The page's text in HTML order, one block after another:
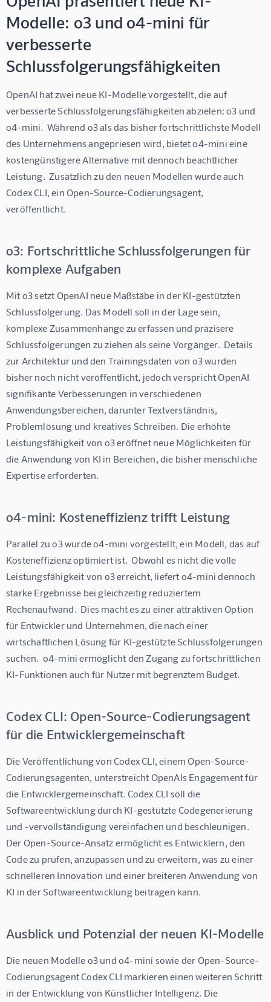
Modelle: o3 und o4-mini für
verbesserte
Schlussfolgerungsfähigkeiten
OpenAI hat zwei neue KI-Modelle vorgestellt, die auf
verbesserte Schlussfolgerungsfähigkeiten abzielen: o3 und
o4-mini.  Während o3 als das bisher fortschrittlichste Modell
des Unternehmens angepriesen wird, bietet o4-mini eine
kostengünstigere Alternative mit dennoch beachtlicher
Leistung.  Zusätzlich zu den neuen Modellen wurde auch
Codex CLI, ein Open-Source-Codierungsagent,
veröffentlicht.
o3: Fortschrittliche Schlussfolgerungen für
komplexe Aufgaben
Mit o3 setzt OpenAI neue Maßstäbe in der KI-gestützten
Schlussfolgerung. Das Modell soll in der Lage sein,
komplexe Zusammenhänge zu erfassen und präzisere
Schlussfolgerungen zu ziehen als seine Vorgänger.  Details
zur Architektur und den Trainingsdaten von o3 wurden
bisher noch nicht veröffentlicht, jedoch verspricht OpenAI
signifikante Verbesserungen in verschiedenen
Anwendungsbereichen, darunter Textverständnis,
Problemlösung und kreatives Schreiben. Die erhöhte
Leistungsfähigkeit von o3 eröffnet neue Möglichkeiten für
die Anwendung von KI in Bereichen, die bisher menschliche
Expertise erforderten.
o4-mini: Kosteneffizienz trifft Leistung
Parallel zu o3 wurde o4-mini vorgestellt, ein Modell, das auf
Kosteneffizienz optimiert ist.  Obwohl es nicht die volle
Leistungsfähigkeit von o3 erreicht, liefert o4-mini dennoch
starke Ergebnisse bei gleichzeitig reduziertem
Rechenaufwand.  Dies macht es zu einer attraktiven Option
für Entwickler und Unternehmen, die nach einer
wirtschaftlichen Lösung für KI-gestützte Schlussfolgerungen
suchen.  o4-mini ermöglicht den Zugang zu fortschrittlichen
KI-Funktionen auch für Nutzer mit begrenztem Budget.
Codex CLI: Open-Source-Codierungsagent
für die Entwicklergemeinschaft
Die Veröffentlichung von Codex CLI, einem Open-Source-
Codierungsagenten, unterstreicht OpenAIs Engagement für
die Entwicklergemeinschaft. Codex CLI soll die
Softwareentwicklung durch KI-gestützte Codegenerierung
und -vervollständigung vereinfachen und beschleunigen.
Der Open-Source-Ansatz ermöglicht es Entwicklern, den
Code zu prüfen, anzupassen und zu erweitern, was zu einer
schnelleren Innovation und einer breiteren Anwendung von
KI in der Softwareentwicklung beitragen kann.
Ausblick und Potenzial der neuen KI-Modelle
Die neuen Modelle o3 und o4-mini sowie der Open-Source-
Codierungsagent Codex CLI markieren einen weiteren Schritt
in der Entwicklung von Künstlicher Intelligenz. Die